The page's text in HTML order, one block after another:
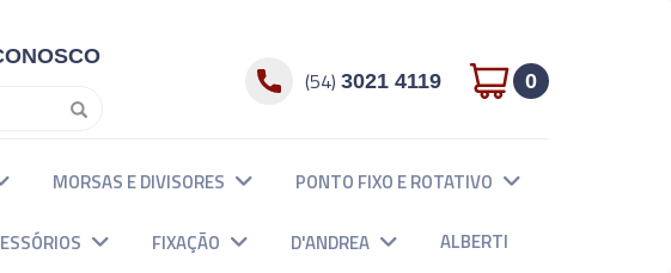
(54) 3021 4119 0
MORSAS E DIVISORES PONTO FIXO E ROTATIVO
FIXAÇÃO D'ANDREA ALBERTI